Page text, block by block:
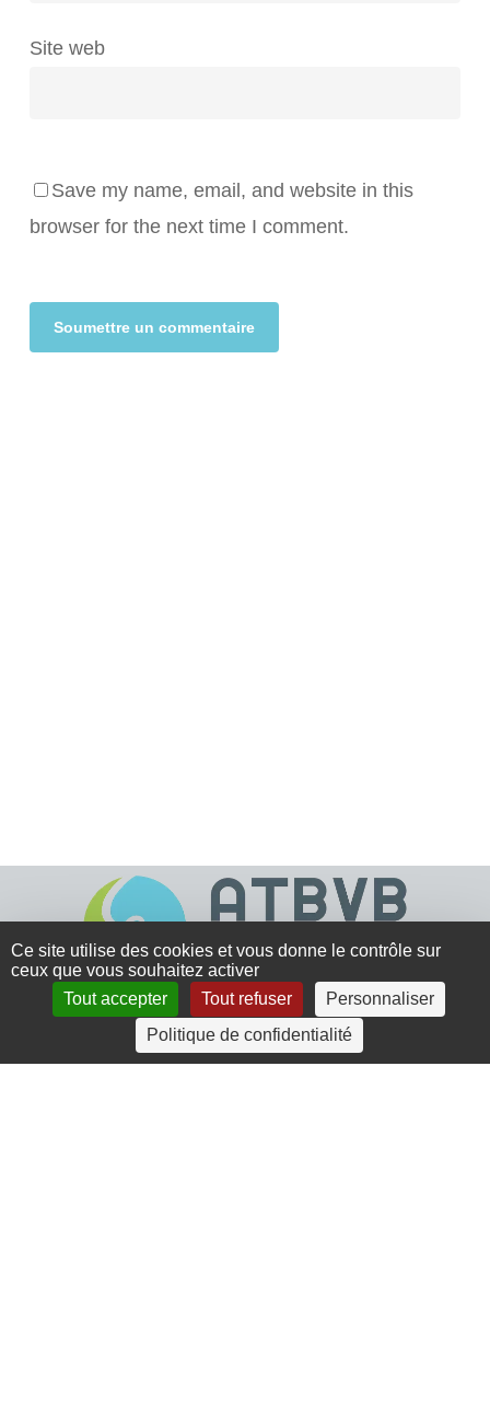
Site web
Save my name, email, and website in this
browser for the next time I comment.
4 rue Crec’h-Ugen
22810 Belle Isle en Terre
Ce site utilise des cookies et vous donne le contrôle sur
ceux que vous souhaitez activer
Tout accepter
Tout refuser
Personnaliser
Politique de confidentialité